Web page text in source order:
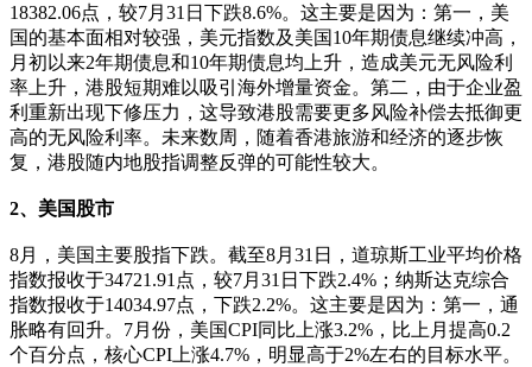
18382.06点，较7月31日下跌8.6%。这主要是因为：第一，美
国的基本面相对较强，美元指数及美国10年期债息继续冲高，
月初以来2年期债息和10年期债息均上升，造成美元无风险利
率上升，港股短期难以吸引海外增量资金。第二，由于企业盈
利重新出现下修压力，这导致港股需要更多风险补偿去抵御更
高的无风险利率。未来数周，随着香港旅游和经济的逐步恢
复，港股随内地股指调整反弹的可能性较大。
2、美国股市
8月，美国主要股指下跌。截至8月31日，道琼斯工业平均价格
指数报收于34721.91点，较7月31日下跌2.4%；纳斯达克综合
指数报收于14034.97点，下跌2.2%。这主要是因为：第一，通
胀略有回升。7月份，美国CPI同比上涨3.2%，比上月提高0.2
个百分点，核心CPI上涨4.7%，明显高于2%左右的目标水平。